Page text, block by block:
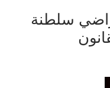
سلطنة